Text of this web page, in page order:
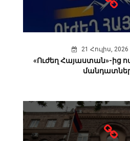
21 Հուլիս, 2026
«Ուժեղ Հայաստան»-ից